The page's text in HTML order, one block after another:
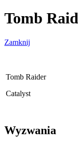
Tomb
Zamknij
Tomb Raider
Catalyst
Wyzwania